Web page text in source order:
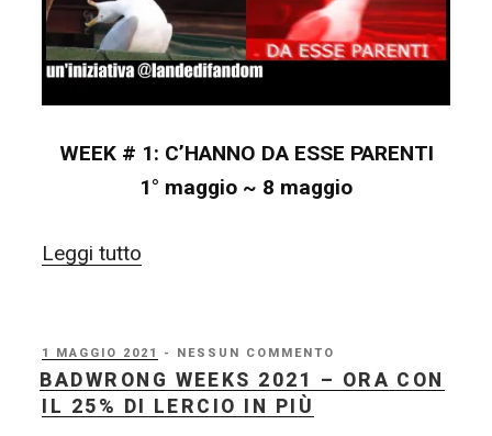
WEEK # 1: C’HANNO DA ESSE PARENTI
1° maggio ~ 8 maggio
Leggi tutto
–
WEEK
#1:
PUBBLICATO
IL
1 MAGGIO 2021 - NESSUN COMMENTO
BADWRONG WEEKS 2021 – ORA CON
IL 25% DI LERCIO IN PIÙ